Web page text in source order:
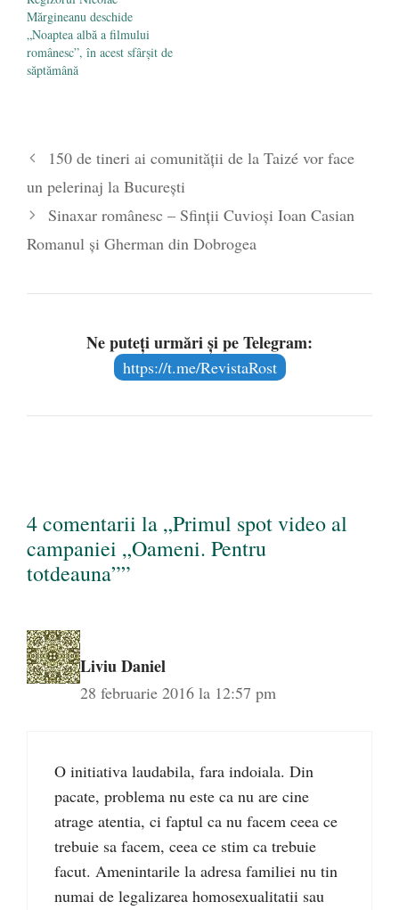
Mărgineanu deschide
„Noaptea albă a filmului
românesc”, în acest sfârșit de
săptămână
150 de tineri ai comunității de la Taizé vor face
un pelerinaj la București
Sinaxar românesc – Sfinții Cuvioși Ioan Casian
Romanul și Gherman din Dobrogea
Ne puteți urmări și pe Telegram:
https://t.me/RevistaRost
4 comentarii la „Primul spot video al
campaniei „Oameni. Pentru
totdeauna””
Liviu Daniel
28 februarie 2016 la 12:57 pm
O initiativa laudabila, fara indoiala. Din
pacate, problema nu este ca nu are cine
atrage atentia, ci faptul ca nu facem ceea ce
trebuie sa facem, ceea ce stim ca trebuie
facut. Amenintarile la adresa familiei nu tin
numai de legalizarea homosexualitatii sau